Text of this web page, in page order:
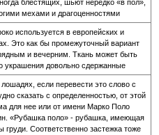
блестящих, шьют нередко «в пол»,
мехами и драгоценностями
используется в европейских и
Это как бы промежуточный вариант
и вечерним. Ткань может быть
украшения довольно сдержанные
если перевести это слово с
сказать с определенностью, от этой
для нее или от имени Марко Поло
«Рубашка поло» - рубашка, имеющая
груди. Соответственно застежка тоже